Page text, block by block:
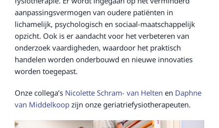
aanpassingsvermogen van oudere patiënten in
lichamelijk, psychologisch en sociaal-maatschappelijk
opzicht. Ook is er aandacht voor het verbeteren van
onderzoek vaardigheden, waardoor het praktisch
handelen worden onderbouwd en nieuwe innovaties
worden toegepast.
Onze collega’s Nicolette Schram- van Helten en Daphne
van Middelkoopzijn onze geriatriefysiotherapeuten.